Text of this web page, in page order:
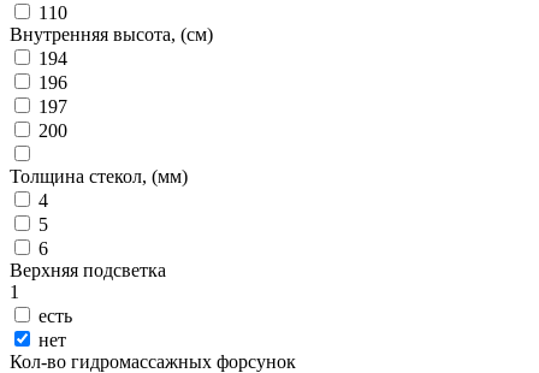
110
Внутренняя высота, (см)
194
196
197
200
Толщина стекол, (мм)
4
5
6
Верхняя подсветка
1
есть
нет
Кол-во гидромассажных форсунок